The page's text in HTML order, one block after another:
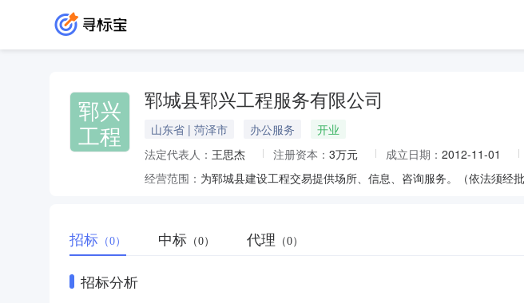
郓兴
工程
郓城县郓兴工程服务有限公司
山东省 | 菏泽市 办公服务
开业
法定代表人： 王思杰 注册资本： 3万元 成立日期： 2012-11-01
经营范围： 为郓城县建设工程交易提供场所、信息、咨询服务。（依法须经
招标 （0） 中标 （0） 代理 （0）
招标分析